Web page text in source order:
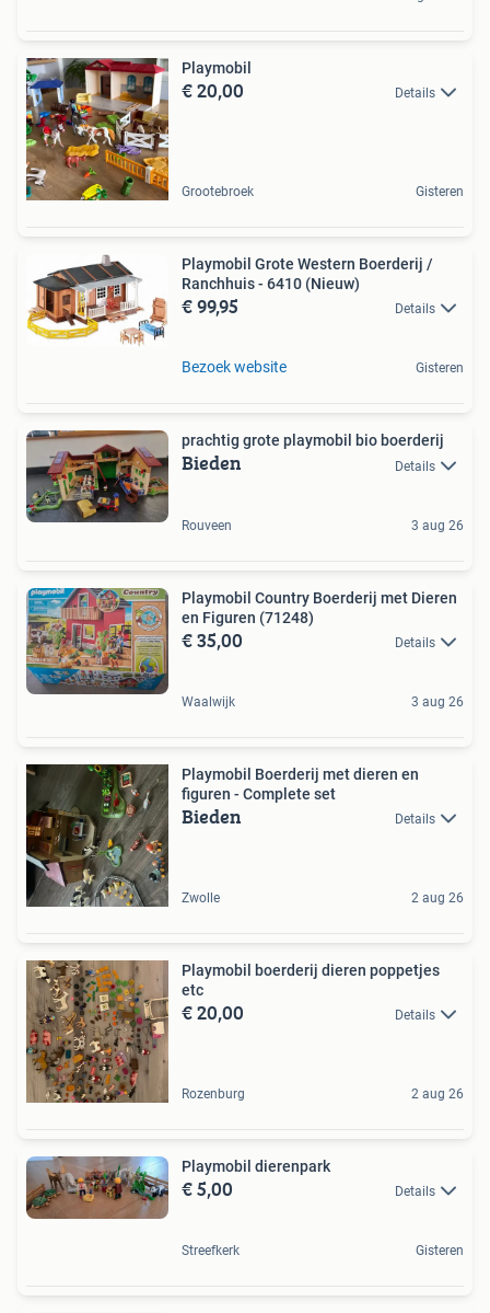
Playmobil
€ 20,00 Details
Grootebroek Gisteren
Playmobil Grote Western Boerderij /
Ranchhuis - 6410 (Nieuw)
€ 99,95 Details
Bezoek website Gisteren
prachtig grote playmobil bio boerderij
Bieden Details
Rouveen 3 aug 26
Playmobil Country Boerderij met Dieren
en Figuren (71248)
€ 35,00 Details
Waalwijk 3 aug 26
Playmobil Boerderij met dieren en
figuren - Complete set
Bieden Details
Zwolle 2 aug 26
Playmobil boerderij dieren poppetjes
etc
€ 20,00 Details
Rozenburg 2 aug 26
Playmobil dierenpark
€ 5,00 Details
Streefkerk Gisteren